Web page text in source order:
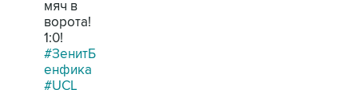
мяч в
ворота!
1:0!
#ЗенитБ
енфика
#UCL